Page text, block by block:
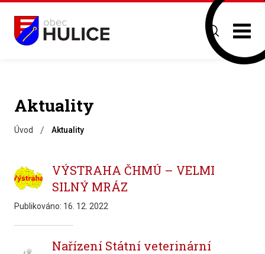
Aktuality
Úvod / Aktuality
VÝSTRAHA ČHMÚ – VELMI
SILNÝ MRÁZ
Publikováno: 16. 12. 2022
Nařízení Státní veterinární